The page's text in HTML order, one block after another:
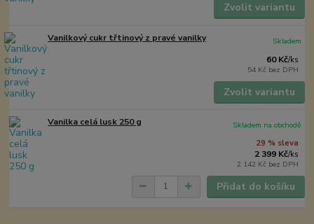
Zvolit variantu
Vanilkový cukr třtinový z pravé vanilky
60 Kč/ks
54 Kč bez DPH
Skladem
Zvolit variantu
Vanilka celá lusk 250 g
29 % sleva
2 399 Kč/ks
2 142 Kč bez DPH
Skladem na obchodě
Přidat do košíku